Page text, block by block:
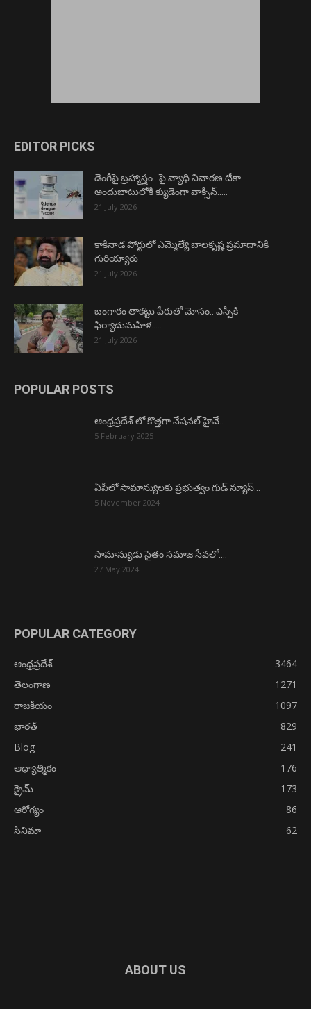
EDITOR PICKS
డెంగీపై బ్రహ్మాస్త్రం.. పై వ్యాధి నివారణ టీకా
అందుబాటులోకి క్యుడెంగా వాక్సిన్…..
21 July 2026
కాకినాడ పోర్టులో ఎమ్మెల్యే బాలకృష్ణ ప్రమాదానికి
గురియ్యారు
21 July 2026
బంగారం తాకట్టు పేరుతో మోసం.. ఎస్పీకి
ఫిర్యాదుమహిళ…..
21 July 2026
POPULAR POSTS
ఆంధ్రప్రదేశ్ లో కొత్తగా నేషనల్ హైవే..
5 February 2025
ఏపీలో సామాన్యులకు ప్రభుత్వం గుడ్ న్యూస్…
5 November 2024
సామాన్యుడు సైతం సమాజ సేవలో….
27 May 2024
POPULAR CATEGORY
ఆంధ్రప్రదేశ్
3464
తెలంగాణ
1271
రాజకీయం
1097
భారత్
829
Blog
241
ఆధ్యాత్మికం
176
క్రైమ్
173
ఆరోగ్యం
86
సినిమా
62
ABOUT US